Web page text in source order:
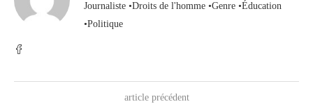
Journaliste •Droits de l'homme •Genre •Éducation
•Politique
article précédent